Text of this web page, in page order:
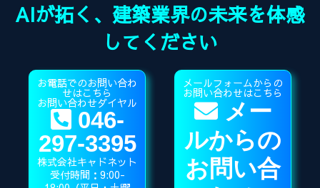
AIが拓く、建築業界の未来を体感
してください
お電話でのお問い合わ
せはこちら
お問い合わせダイヤル
046-
297-3395
株式会社キャドネット
受付時間：9:00-
メールフォームからの
お問い合わせはこちら
メー
ルからの
お問い合